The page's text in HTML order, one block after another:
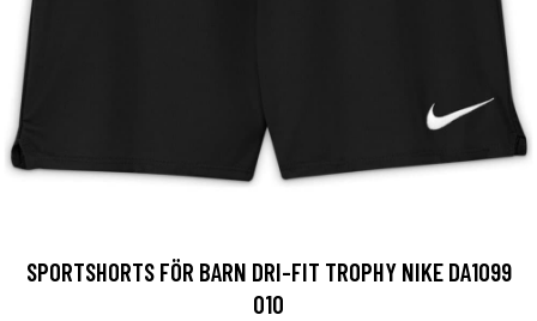
SPORTSHORTS FÖR BARN DRI-FIT TROPHY NIKE DA1099
010